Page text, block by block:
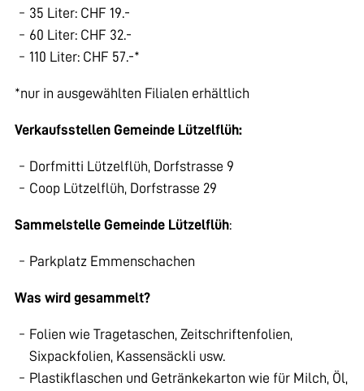
35 Liter: CHF 19.-
60 Liter: CHF 32.-
110 Liter: CHF 57.-*
*nur in ausgewählten Filialen erhältlich
Verkaufsstellen Gemeinde Lützelflüh:
Dorfmitti Lützelflüh, Dorfstrasse 9
Coop Lützelflüh, Dorfstrasse 29
Sammelstelle Gemeinde Lützelflüh:
Parkplatz Emmenschachen
Was wird gesammelt?
Folien wie Tragetaschen, Zeitschriftenfolien,
Sixpackfolien, Kassensäckli usw.
Plastikflaschen und Getränkekarton wie für Milch, Öl,